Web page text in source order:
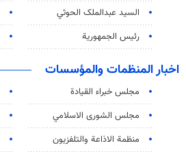
السید عبدالملک الحوثي
رئيس الجمهورية
اخبار المنظمات والمؤسسات
مجلس خبراء القيادة
مجلس الشورى الاسلامي
منظمة الاذاعة والتلفزیون